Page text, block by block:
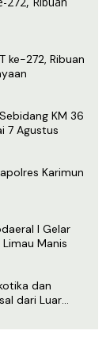
ke-272, Ribuan
KM 36
7 Agustus
Karimun
I Gelar
Manis
dan
dari Luar